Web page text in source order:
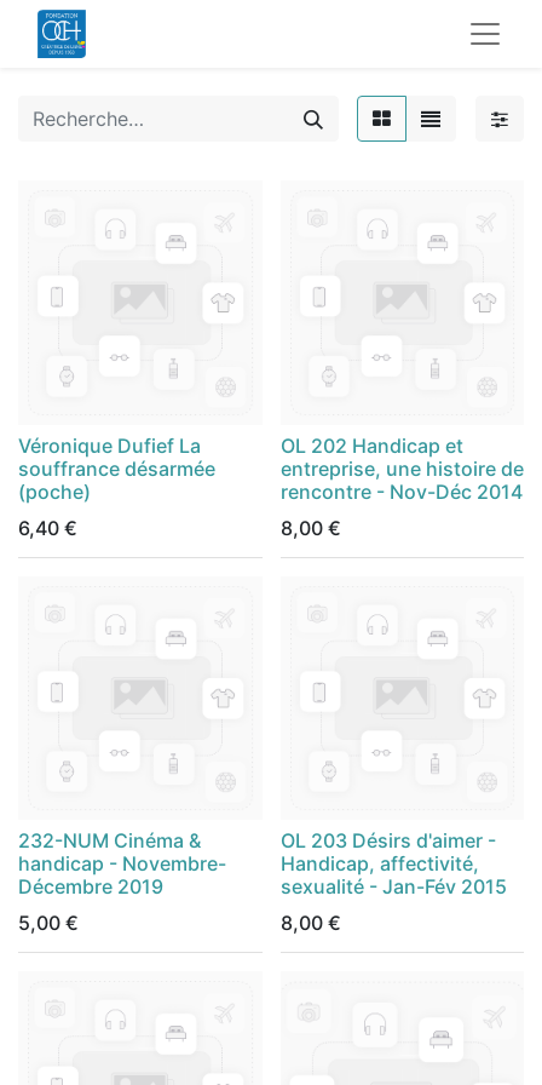
Véronique Dufief La
souffrance désarmée
(poche)
6,40 €
OL 202 Handicap et
entreprise, une histoire de
rencontre - Nov-Déc 2014
8,00€
232-NUM Cinéma &
handicap - Novembre-
Décembre 2019
5,00 €
OL 203 Désirs d'aimer -
Handicap, affectivité,
sexualité - Jan-Fév 2015
8,00€